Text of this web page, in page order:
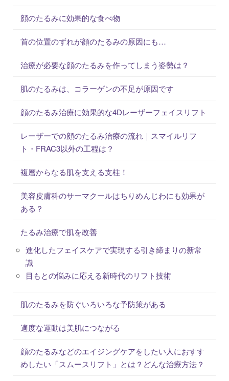
顔のたるみに効果的な食べ物
首の位置のずれが顔のたるみの原因にも…
治療が必要な顔のたるみを作ってしまう姿勢は？
肌のたるみは、コラーゲンの不足が原因です
顔のたるみ治療に効果的な4Dレーザーフェイスリフト
レーザーでの顔のたるみ治療の流れ｜スマイルリフ
ト・FRAC3以外の工程は？
複層からなる肌を支える支柱！
美容皮膚科のサーマクールはちりめんじわにも効果が
ある？
たるみ治療で肌を改善
進化したフェイスケアで実現する引き締まりの新常
識
目もとの悩みに応える新時代のリフト技術
肌のたるみを防ぐいろいろな予防策がある
適度な運動は美肌につながる
顔のたるみなどのエイジングケアをしたい人におすす
めしたい「スムースリフト」とは？どんな治療方法？